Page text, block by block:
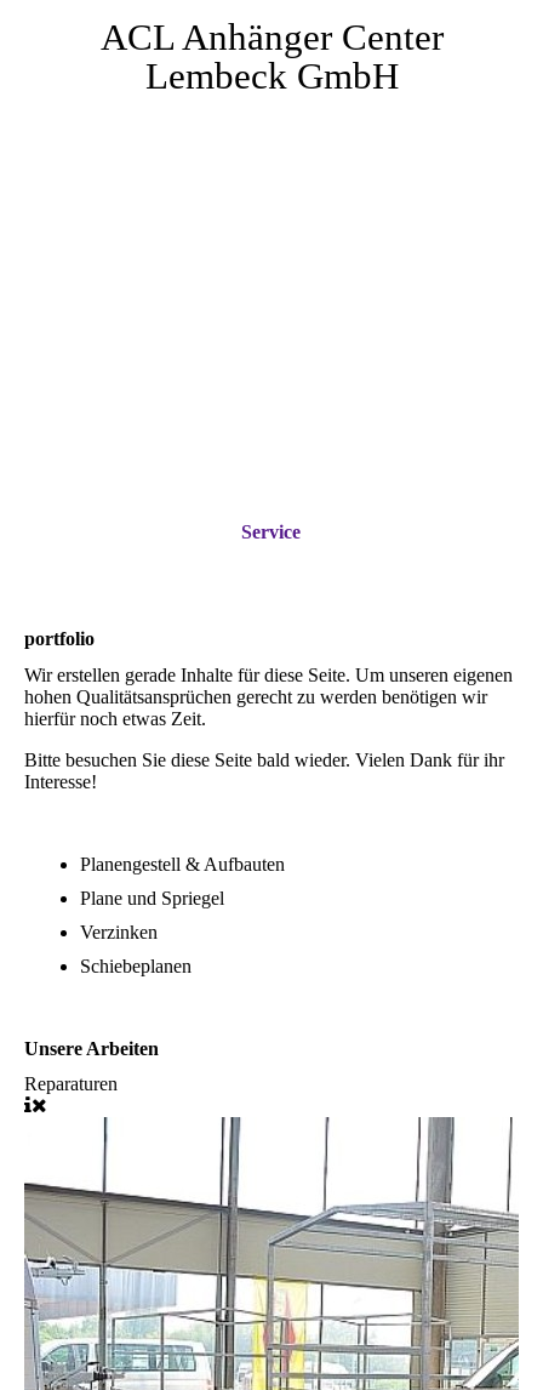
ACL Anhänger Center
Lembeck GmbH
Service
portfolio
Wir erstellen gerade Inhalte für diese Seite. Um unseren eigenen
hohen Qualitätsansprüchen gerecht zu werden benötigen wir
hierfür noch etwas Zeit.
Bitte besuchen Sie diese Seite bald wieder. Vielen Dank für ihr
Interesse!
Planengestell & Aufbauten
Plane und Spriegel
Verzinken
Schiebeplanen
Unsere Arbeiten
Reparaturen